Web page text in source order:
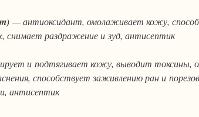
— антиоксидант, омолаживает кожу,
снимает раздражение и зуд, антисептик
и подтягивает кожу, выводит токсины,
способствует заживлению ран и
антисептик